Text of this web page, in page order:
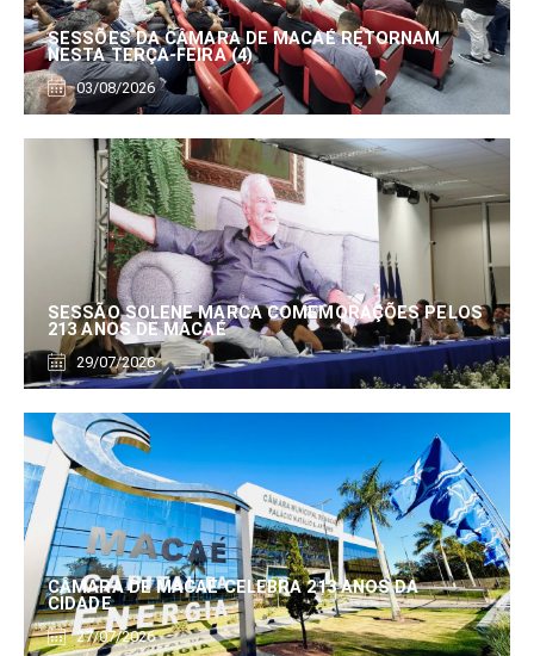
SESSÕES DA CÂMARA DE MACAÉ RETORNAM
NESTA TERÇA-FEIRA (4)
03/08/2026
SESSÃO SOLENE MARCA COMEMORAÇÕES PELOS
213 ANOS DE MACAÉ
29/07/2026
CÂMARA DE MACAÉ CELEBRA 213 ANOS DA
CIDADE
27/07/2026